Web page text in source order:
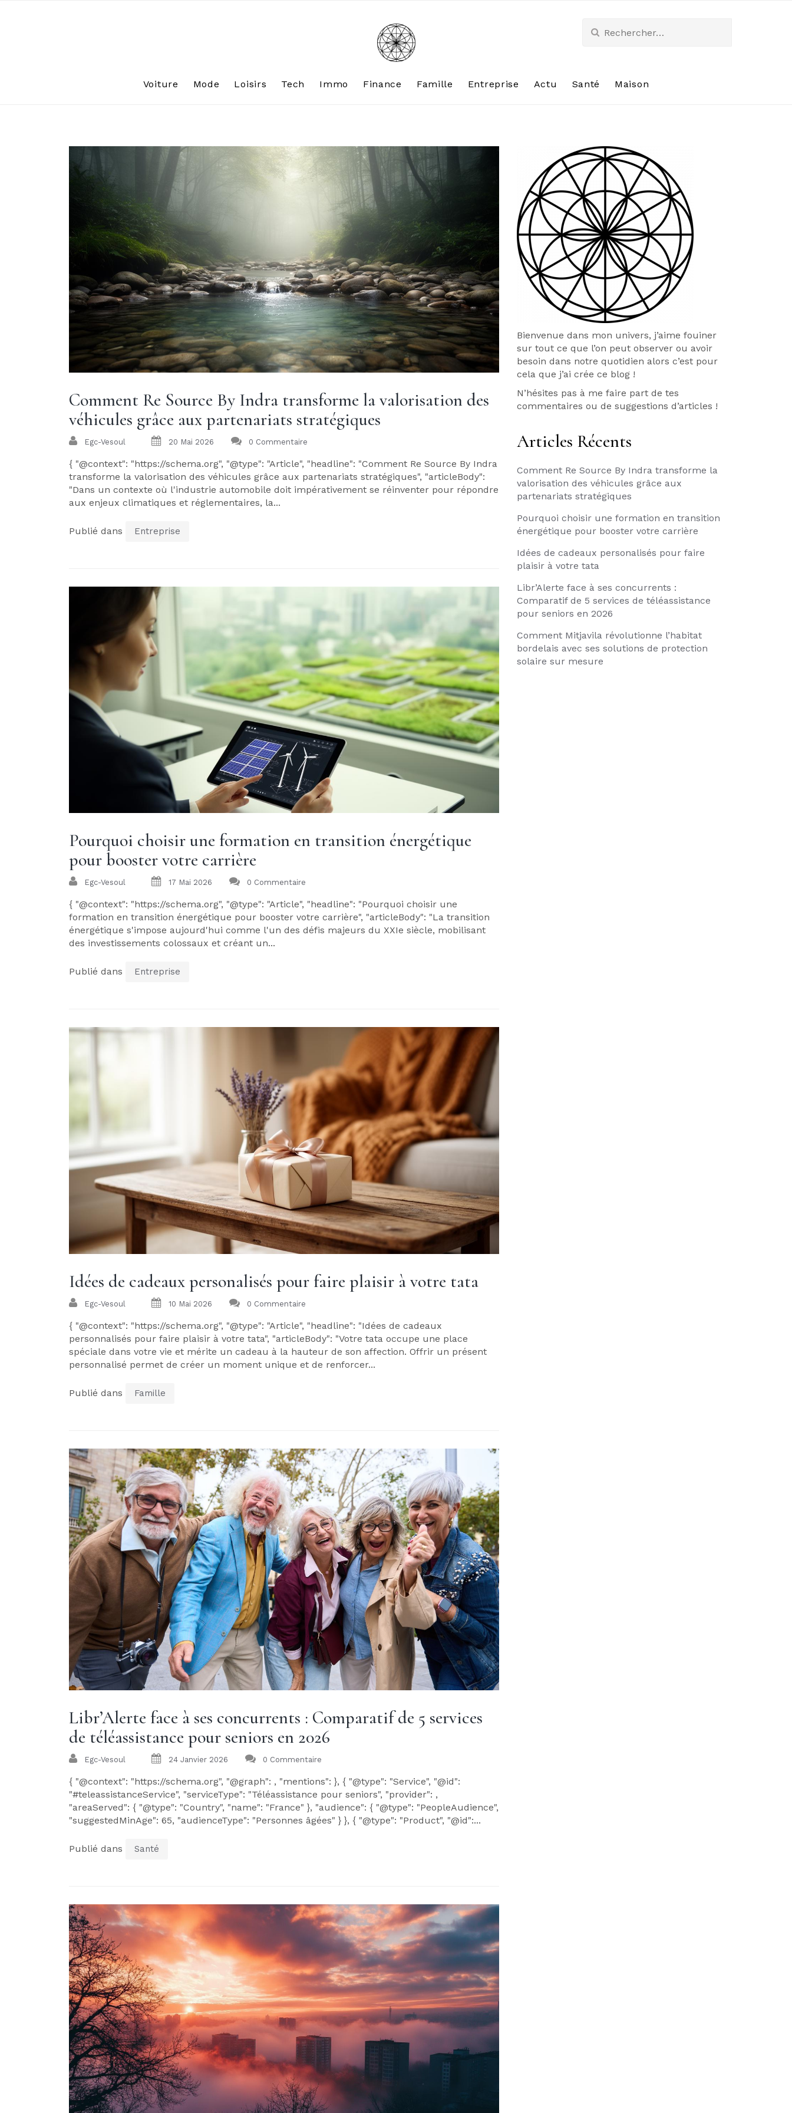
Voiture Mode Loisirs Tech Immo Finance Famille Entreprise Actu Santé Maison
Comment Re Source By Indra transforme la valorisation des
véhicules grâce aux partenariats stratégiques
Egc-Vesoul 20 Mai 2026 0 Commentaire
{ "@context": "https://schema.org", "@type": "Article", "headline": "Comment Re Source By Indra
transforme la valorisation des véhicules grâce aux partenariats stratégiques", "articleBody":
"Dans un contexte où l'industrie automobile doit impérativement se réinventer pour répondre
aux enjeux climatiques et réglementaires, la...
Publié dans Entreprise
Pourquoi choisir une formation en transition énergétique
pour booster votre carrière
Egc-Vesoul 17 Mai 2026 0 Commentaire
{ "@context": "https://schema.org", "@type": "Article", "headline": "Pourquoi choisir une
formation en transition énergétique pour booster votre carrière", "articleBody": "La transition
énergétique s'impose aujourd'hui comme l'un des défis majeurs du XXIe siècle, mobilisant
des investissements colossaux et créant un...
Publié dans Entreprise
Idées de cadeaux personalisés pour faire plaisir à votre tata
Egc-Vesoul 10 Mai 2026 0 Commentaire
{ "@context": "https://schema.org", "@type": "Article", "headline": "Idées de cadeaux
personnalisés pour faire plaisir à votre tata", "articleBody": "Votre tata occupe une place
spéciale dans votre vie et mérite un cadeau à la hauteur de son affection. Offrir un présent
personnalisé permet de créer un moment unique et de renforcer...
Publié dans Famille
Libr’Alerte face à ses concurrents : Comparatif de 5 services
de téléassistance pour seniors en 2026
Egc-Vesoul 24 Janvier 2026 0 Commentaire
{ "@context": "https://schema.org", "@graph": , "mentions": }, { "@type": "Service", "@id":
"#teleassistanceService", "serviceType": "Téléassistance pour seniors", "provider": ,
"areaServed": { "@type": "Country", "name": "France" }, "audience": { "@type": "PeopleAudience",
"suggestedMinAge": 65, "audienceType": "Personnes âgées" } }, { "@type": "Product", "@id":...
Publié dans Santé
Bienvenue dans mon univers, j’aime fouiner
sur tout ce que l’on peut observer ou avoir
besoin dans notre quotidien alors c’est pour
cela que j’ai crée ce blog !
N’hésites pas à me faire part de tes
commentaires ou de suggestions d’articles !
Articles Récents
Comment Re Source By Indra transforme la
valorisation des véhicules grâce aux
partenariats stratégiques
Pourquoi choisir une formation en transition
énergétique pour booster votre carrière
Idées de cadeaux personalisés pour faire
plaisir à votre tata
Libr’Alerte face à ses concurrents :
Comparatif de 5 services de téléassistance
pour seniors en 2026
Comment Mitjavila révolutionne l’habitat
bordelais avec ses solutions de protection
solaire sur mesure